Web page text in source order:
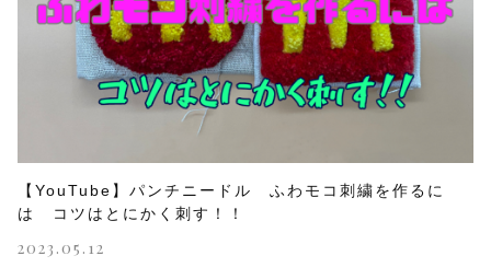
【YouTube】パンチニードル ふわモコ刺繍を作るに
は コツはとにかく刺す！！
2023.05.12